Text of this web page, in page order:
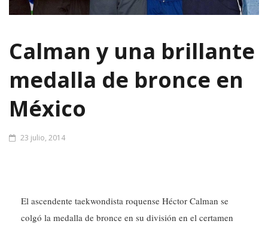
Calman y una brillante
medalla de bronce en
México
23 julio, 2014
El ascendente taekwondista roquense Héctor Calman se
colgó la medalla de bronce en su división en el certamen